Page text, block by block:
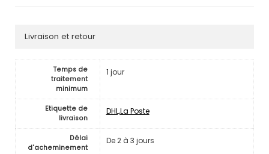
Livraison et retour
Temps de
traitement
minimum
1 jour
Etiquette de
livraison
DHL,La Poste
Délai
d'acheminement
De 2 à 3 jours